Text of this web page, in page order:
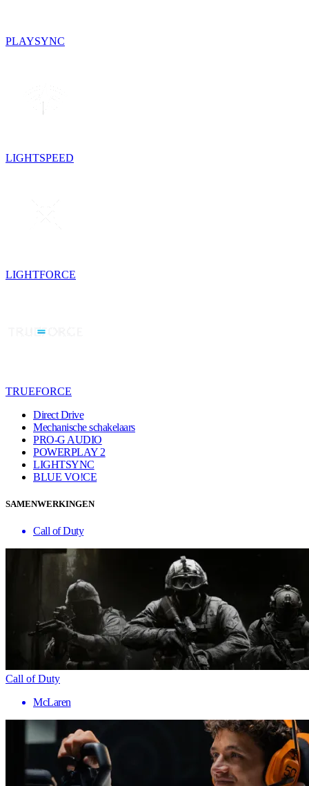
PLAYSYNC
LIGHTSPEED
LIGHTFORCE
TRUEFORCE
Direct Drive
Mechanische schakelaars
PRO-G AUDIO
POWERPLAY 2
LIGHTSYNC
BLUE VO!CE
SAMENWERKINGEN
Call of Duty
Call of Duty
McLaren